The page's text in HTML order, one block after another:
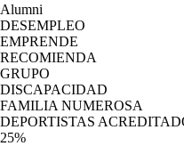
Alumni
DESEMPLEO
EMPRENDE
RECOMIENDA
GRUPO
DISCAPACIDAD
FAMILIA NUMEROSA
DEPORTISTAS
25%